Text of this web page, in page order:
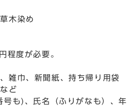
木染め
度が必要。
雑巾、新聞紙、持ち帰り用袋
ど
号も)、氏名（ふりがなも）、年